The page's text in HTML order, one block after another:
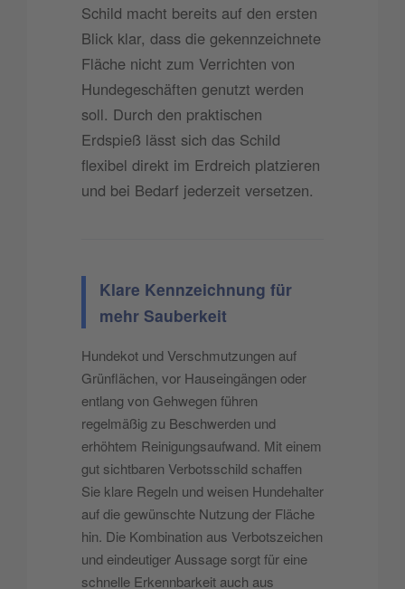
Schild macht bereits auf den ersten
Blick klar, dass die gekennzeichnete
Fläche nicht zum Verrichten von
Hundegeschäften genutzt werden
soll. Durch den praktischen
Erdspieß lässt sich das Schild
flexibel direkt im Erdreich platzieren
und bei Bedarf jederzeit versetzen.
Klare Kennzeichnung für
mehr Sauberkeit
Hundekot und Verschmutzungen auf
Grünflächen, vor Hauseingängen oder
entlang von Gehwegen führen
regelmäßig zu Beschwerden und
erhöhtem Reinigungsaufwand. Mit einem
gut sichtbaren Verbotsschild schaffen
Sie klare Regeln und weisen Hundehalter
auf die gewünschte Nutzung der Fläche
hin. Die Kombination aus Verbotszeichen
und eindeutiger Aussage sorgt für eine
schnelle Erkennbarkeit auch aus